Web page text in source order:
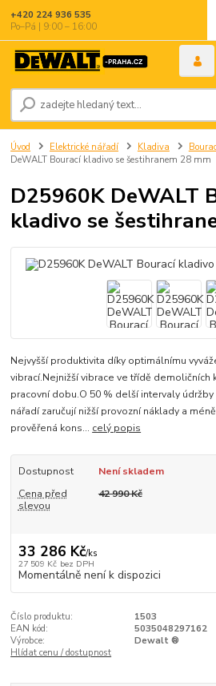
+420 224 936 535
Po–Pá | 9:00 – 16:00
Úvod Elektrické nářadí Kladiva
DeWALT Bourací kladivo se šestihranem 28 mm
D25960K DeWALT
kladivo se
Nejvyšší produktivita díky optimálnímu
vibrací.Nejnižší vibrace ve třídě demoličních
pracovní dobu.O 50 % delší intervaly
nářadí zaručují nižší provozní náklady a
prověřená kons... celý popis
Dostupnost
Není skladem
Cena před
slevou
42 990 Kč
33 286 Kč/ks
27 509 Kč bez DPH
Momentálně není k dispozici
Číslo produktu:
1503
EAN kód:
5035048297162
Výrobce:
Dewalt ®
Hlídat cenu / dostupnost